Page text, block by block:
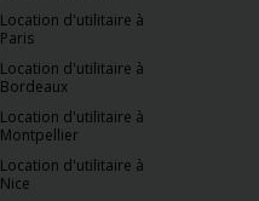
Location d'utilitaire à
Paris
Location d'utilitaire à
Bordeaux
Location d'utilitaire à
Montpellier
Location d'utilitaire à
Nice